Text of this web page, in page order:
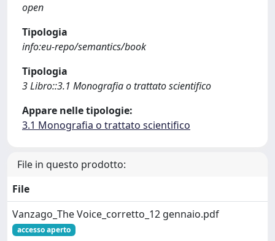
open
Tipologia
info:eu-repo/semantics/book
Tipologia
3 Libro::3.1 Monografia o trattato scientifico
Appare nelle tipologie:
3.1 Monografia o trattato scientifico
File in questo prodotto:
File
Vanzago_The Voice_corretto_12 gennaio.pdf
accesso aperto